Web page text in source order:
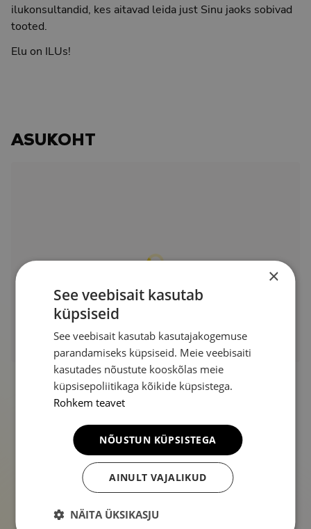
ilukonsultandid, kes aitavad leida just Sinu jaoks sobivad
tooted.
Elu on ILUs!
ASUKOHT
×
See veebisait kasutab
küpsiseid
See veebisait kasutab kasutajakogemuse
parandamiseks küpsiseid. Meie veebisaiti
kasutades nõustute kooskõlas meie
küpsisepoliitikaga kõikide küpsistega.
Rohkem teavet
NÕUSTUN KÜPSISTEGA
AINULT VAJALIKUD
NÄITA ÜKSIKASJU